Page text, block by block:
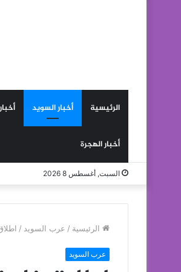
الرئيسية أخبار السويد
أخبار الهجرة
السبت, أغسطس 8 2026
الرئيسية / عرب السويد /
عرب السويد